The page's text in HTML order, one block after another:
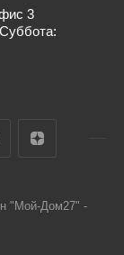
3
"Мой-Дом27" -